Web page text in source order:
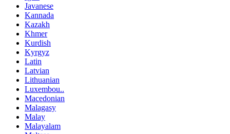
Javanese
Kannada
Kazakh
Khmer
Kurdish
Kyrgyz
Latin
Latvian
Lithuanian
Luxembou..
Macedonian
Malagasy
Malay
Malayalam